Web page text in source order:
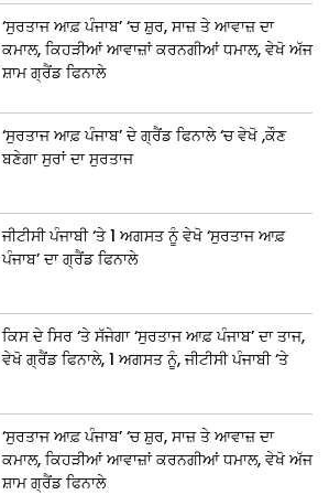
‘ਸੁਰਤਾਜ ਆਫ਼ ਪੰਜਾਬ’ ‘ਚ ਸ਼ੁਰ, ਸਾਜ਼ ਤੇ ਆਵਾਜ਼ ਦਾ
ਕਮਾਲ, ਕਿਹੜੀਆਂ ਆਵਾਜ਼ਾਂ ਕਰਨਗੀਆਂ ਧਮਾਲ, ਵੇਖੋ ਅੱਜ
ਸ਼ਾਮ ਗ੍ਰੈਂਡ ਫਿਨਾਲੇ
‘ਸੁਰਤਾਜ ਆਫ਼ ਪੰਜਾਬ’ ਦੇ ਗ੍ਰੈਂਡ ਫਿਨਾਲੇ ‘ਚ ਵੇਖੋ ,ਕੌਣ
ਬਣੇਗਾ ਸੁਰਾਂ ਦਾ ਸੁਰਤਾਜ
ਜੀਟੀਸੀ ਪੰਜਾਬੀ ‘ਤੇ 1 ਅਗਸਤ ਨੂੰ ਵੇਖੋ ‘ਸੁਰਤਾਜ ਆਫ਼
ਪੰਜਾਬ’ ਦਾ ਗ੍ਰੈਂਡ ਫਿਨਾਲੇ
ਕਿਸ ਦੇ ਸਿਰ ‘ਤੇ ਸੱਜੇਗਾ ‘ਸੁਰਤਾਜ ਆਫ਼ ਪੰਜਾਬ’ ਦਾ ਤਾਜ,
ਵੇਖੋ ਗ੍ਰੈਂਡ ਫਿਨਾਲੇ, 1 ਅਗਸਤ ਨੂੰ, ਜੀਟੀਸੀ ਪੰਜਾਬੀ ‘ਤੇ
‘ਸੁਰਤਾਜ ਆਫ਼ ਪੰਜਾਬ’ ‘ਚ ਸ਼ੁਰ, ਸਾਜ਼ ਤੇ ਆਵਾਜ਼ ਦਾ
ਕਮਾਲ, ਕਿਹੜੀਆਂ ਆਵਾਜ਼ਾਂ ਕਰਨਗੀਆਂ ਧਮਾਲ, ਵੇਖੋ ਅੱਜ
ਸ਼ਾਮ ਗ੍ਰੈਂਡ ਫਿਨਾਲੇ